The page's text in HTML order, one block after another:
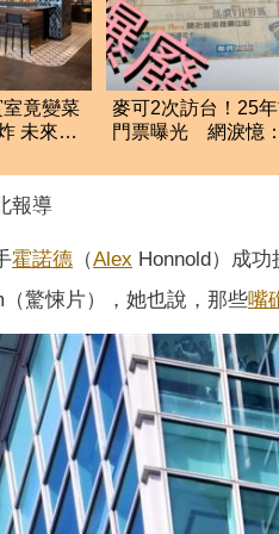
竟變菜
未來恐
麥可2次訪台！25
門票曝光 網淚憶
報導
霍諾德 （Alex Honnold）成
驚悚片），她也說，那些嘴